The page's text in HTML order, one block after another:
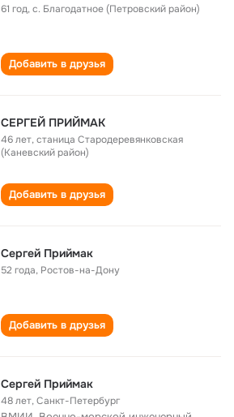
61 год,с. Благодатное (Петровский район)
Добавить в друзья
СЕРГЕЙ ПРИЙМАК
46 лет,станица Стародеревянковская
(Каневский район)
Добавить в друзья
Сергей Приймак
52 года, Ростов-на-Дону
Добавить в друзья
Сергей Приймак
48 лет,Санкт-Петербург